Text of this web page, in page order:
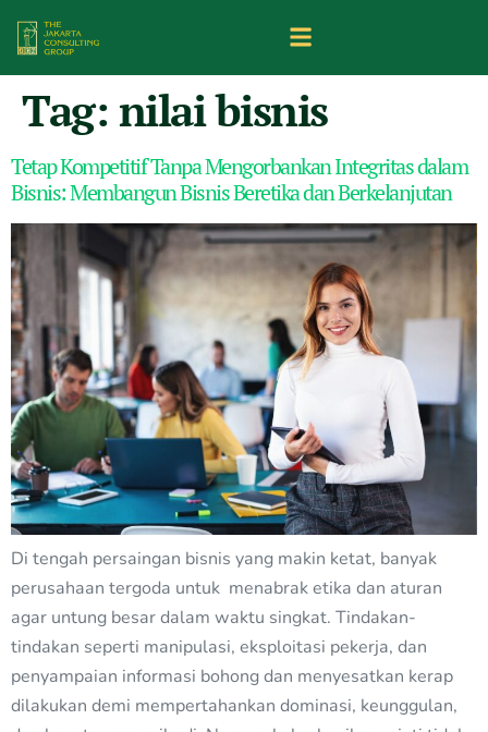
Tag: nilai bisnis
Tetap Kompetitif Tanpa Mengorbankan Integritas dalam
Bisnis: Membangun Bisnis Beretika dan Berkelanjutan
Di tengah persaingan bisnis yang makin ketat, banyak
perusahaan tergoda untuk menabrak etika dan aturan
agar untung besar dalam waktu singkat. Tindakan-
tindakan seperti manipulasi, eksploitasi pekerja, dan
penyampaian informasi bohong dan menyesatkan kerap
dilakukan demi mempertahankan dominasi, keunggulan,